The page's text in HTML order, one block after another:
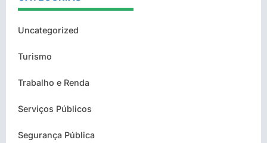
Uncategorized
Turismo
Trabalho e Renda
Serviços Públicos
Segurança Pública